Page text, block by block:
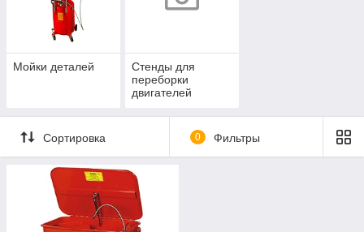
Мойки деталей
Стенды для
переборки
двигателей
Сортировка 0 Фильтры